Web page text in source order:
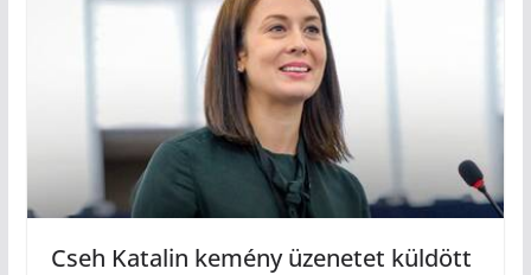
Cseh Katalin kemény üzenetet küldött